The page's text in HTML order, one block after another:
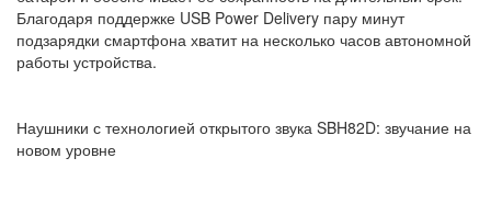
Благодаря поддержке USB Power Delivery пару минут
подзарядки смартфона хватит на несколько часов автономной
работы устройства.
Наушники с технологией открытого звука SBH82D: звучание на
новом уровне